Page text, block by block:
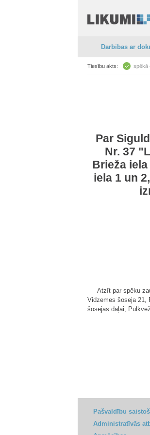
Darbības ar
Tiesību akts: spēkā
Par
Nr. 37
Brieža
iela 1 un
Atzīt par spēku
Vidzemes šoseja 21,
šosejas daļai,
Pašvaldību
Administratīvās